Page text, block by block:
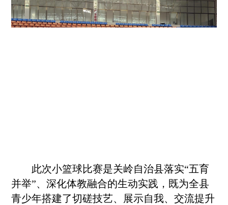
此次小篮球比赛是关岭自治县落实“五育
并举”、深化体教融合的生动实践，既为全县
青少年搭建了切磋技艺、展示自我、交流提升